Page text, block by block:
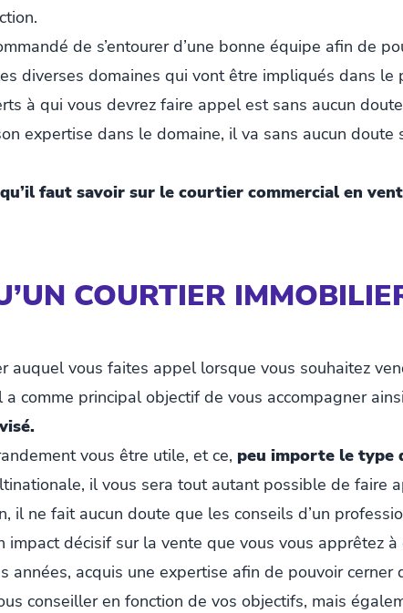
de s’entourer d’une bonne équipe afin de
diverses domaines qui vont être impliqués dans le
à qui vous devrez faire appel est sans aucun
expertise dans le domaine, il va sans aucun
faut savoir sur le courtier commercial en
COURTIER
auquel vous faites appel lorsque vous souhaitez
comme principal objectif de vous accompagner
vous être utile, et ce, peu importe le type
il vous sera tout autant possible de faire
il ne fait aucun doute que les conseils d’un
impact décisif sur la vente que vous vous apprêtez à
années, acquis une expertise afin de pouvoir cerner
conseiller en fonction de vos objectifs, mais